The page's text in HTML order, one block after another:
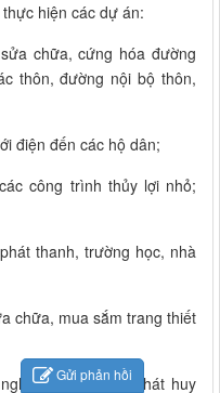
hiện các dự án:
chữa, cứng hóa đường
thôn, đường nội bộ thôn,
điện đến các hộ dân;
công trình thủy lợi nhỏ;
thanh, trường học, nhà
chữa, mua sắm trang thiết
bền vững, phát huy
Gửi phản hồi